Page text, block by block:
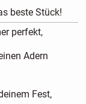
beste Stück!
perfekt,
Adern
Fest,